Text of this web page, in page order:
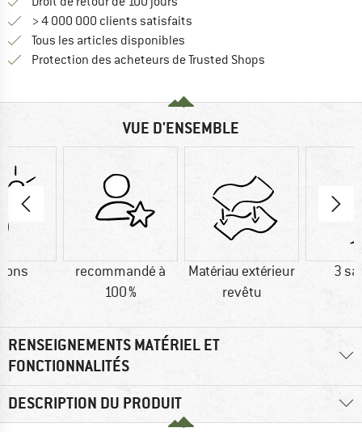
> 4 000 000 clients satisfaits
Tous les articles disponibles
Protection des acheteurs de Trusted Shops
VUE D'ENSEMBLE
recommandé à
100 %
Matériau extérieur
revêtu
3
RENSEIGNEMENTS MATÉRIEL ET
FONCTIONNALITÉS
DESCRIPTION DU PRODUIT